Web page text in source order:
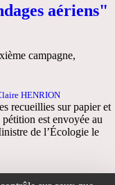
aériens"
campagne,
HENRION
recueillies sur papier et
est envoyée au
de l’Écologie le